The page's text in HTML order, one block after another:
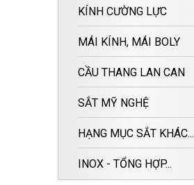
KÍNH CƯỜNG LỰC
MÁI KÍNH, MÁI BOLY
CẦU THANG LAN CAN
SẮT MỸ NGHỆ
HẠNG MỤC SẮT KHÁC...
INOX - TỔNG HỢP...